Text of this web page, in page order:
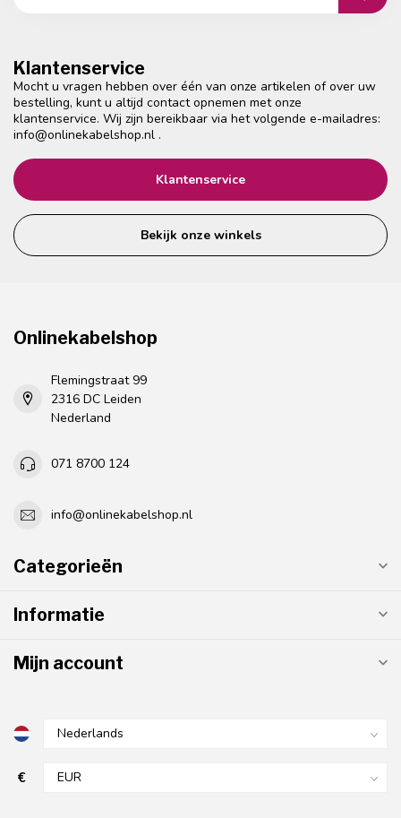
Klantenservice
Mocht u vragen hebben over één van onze artikelen of over uw
bestelling, kunt u altijd contact opnemen met onze
klantenservice. Wij zijn bereikbaar via het volgende e-mailadres:
info@onlinekabelshop.nl .
Klantenservice
Bekijk onze winkels
Onlinekabelshop
Flemingstraat 99
2316 DC Leiden
Nederland
071 8700 124
info@onlinekabelshop.nl
Categorieën
Informatie
Mijn account
€